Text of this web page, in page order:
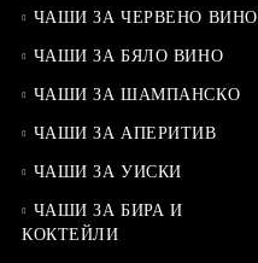
ЧАШИ ЗА ЧЕРВЕНО ВИНО
ЧАШИ ЗА БЯЛО ВИНО
ЧАШИ ЗА ШАМПАНСКО
ЧАШИ ЗА АПЕРИТИВ
ЧАШИ ЗА УИСКИ
ЧАШИ ЗА БИРА И
КОКТЕЙЛИ